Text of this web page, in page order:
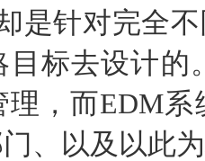
针对完全不
标去设计的
，而EDM
、以及以此